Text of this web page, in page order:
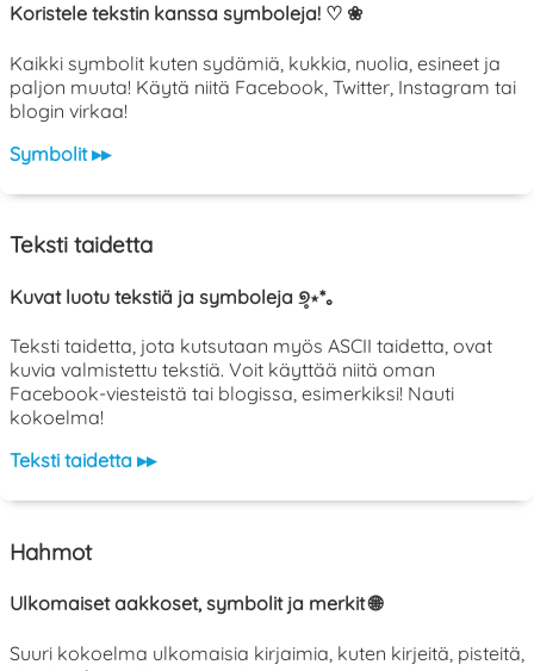
Koristele tekstin kanssa symboleja! ♡ ❀
Kaikki symbolit kuten sydämiä, kukkia, nuolia, esineet ja
paljon muuta! Käytä niitä Facebook, Twitter, Instagram tai
blogin virkaa!
Symbolit ▸▸
Teksti taidetta
Kuvat luotu tekstiä ja symboleja ୭̥⋆*｡
Teksti taidetta, jota kutsutaan myös ASCII taidetta, ovat
kuvia valmistettu tekstiä. Voit käyttää niitä oman
Facebook-viesteistä tai blogissa, esimerkiksi! Nauti
kokoelma!
Teksti taidetta ▸▸
Hahmot
Ulkomaiset aakkoset, symbolit ja merkit 🌐
Suuri kokoelma ulkomaisia kirjaimia, kuten kirjeitä, pisteitä,